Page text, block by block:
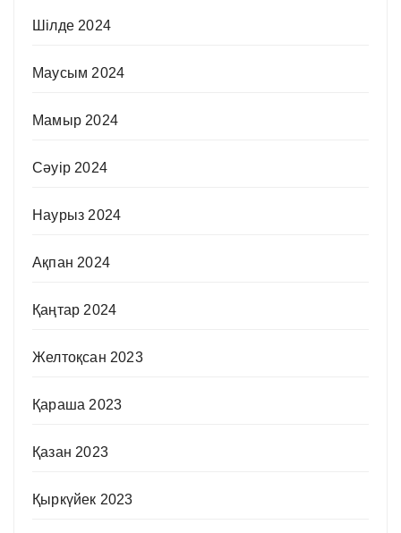
Шілде 2024
Маусым 2024
Мамыр 2024
Сәуір 2024
Наурыз 2024
Ақпан 2024
Қаңтар 2024
Желтоқсан 2023
Қараша 2023
Қазан 2023
Қыркүйек 2023